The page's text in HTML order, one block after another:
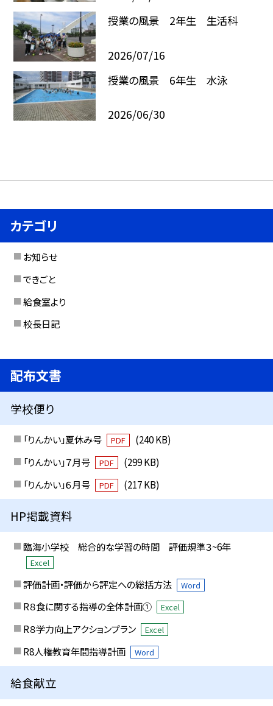
授業の風景 2年生 生活科
2026/07/16
授業の風景 6年生 水泳
2026/06/30
カテゴリ
お知らせ
できごと
給食室より
校長日記
配布文書
学校便り
「りんかい」夏休み号 PDF
(240 KB)
「りんかい」７月号
PDF
(299 KB)
「りんかい」６月号
PDF (217 KB)
HP掲載資料
臨海小学校 総合的な学習の時間 評価規準３~6年
Excel
評価計画・評価から評定への総括方法 Word
R８食に関する指導の全体計画① Excel
R８学力向上アクションプラン Excel
R8人権教育年間指導計画 Word
給食献立